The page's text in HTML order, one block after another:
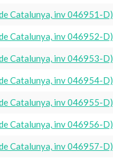
Catalunya, inv 046951-D)
Catalunya, inv 046952-D)
Catalunya, inv 046953-D)
Catalunya, inv 046954-D)
Catalunya, inv 046955-D)
Catalunya, inv 046956-D)
Catalunya, inv 046957-D)